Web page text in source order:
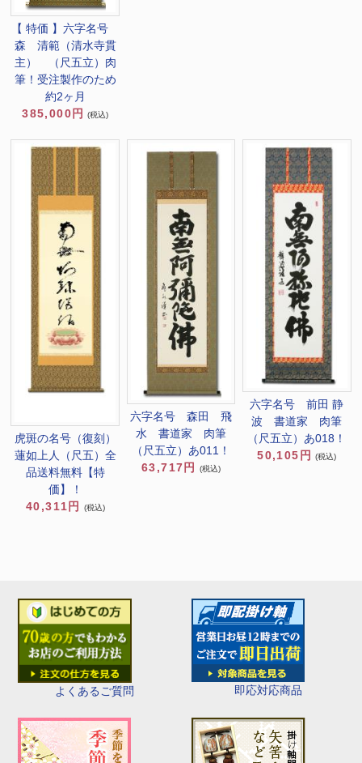
よくあるご質問 即応対応商品
【 特価 】六字名号
森 清範（清水寺貫
主） （尺五立）肉
筆！受注製作のため
約2ヶ月
385,000円
(税込)
虎斑の名号（復刻）
蓮如上人（尺五）全
品送料無料【特
価】！
40,311円
(税込)
六字名号 森田 飛
水 書道家 肉筆
（尺五立）あ011！
63,717円
(税込)
六字名号 前田 静
波 書道家 肉筆
（尺五立）あ018！
50,105円
(税込)